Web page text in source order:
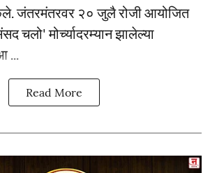
जंतरमंतरवर २० जुलै रोजी आयोजित
चलो' मोर्च्यादरम्यान झालेल्या
...
Read More